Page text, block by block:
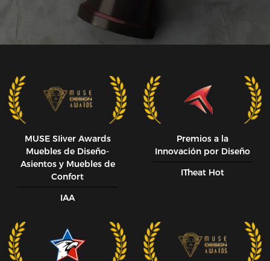
MUSE SIiver Awards
Muebles de Diseño-
Asientos y Muebles de
Confort
IAA
Premios a la
Innovación por Diseño
ITheat Hot